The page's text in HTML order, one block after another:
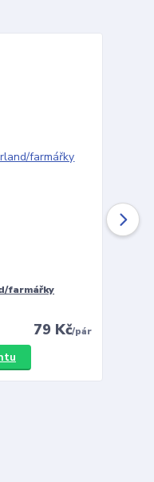
farmářky
79 Kč/pár